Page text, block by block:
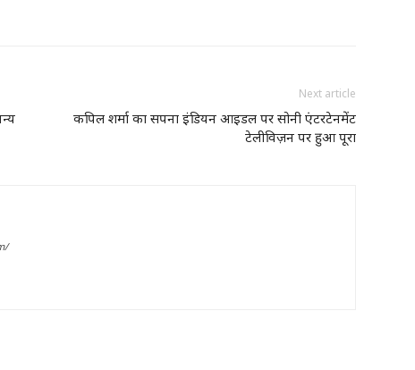
Next article
कपिल शर्मा का सपना इंडियन आइडल पर सोनी एंटरटेनमेंट
टेलीविज़न पर हुआ पूरा